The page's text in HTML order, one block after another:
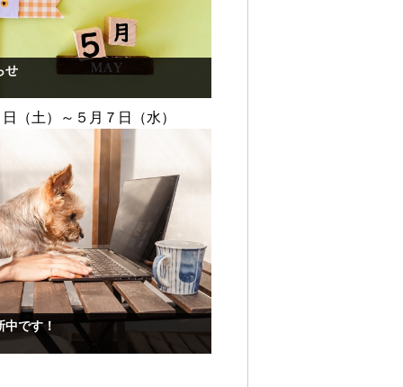
せ
（土）～５月７日（水）
です！